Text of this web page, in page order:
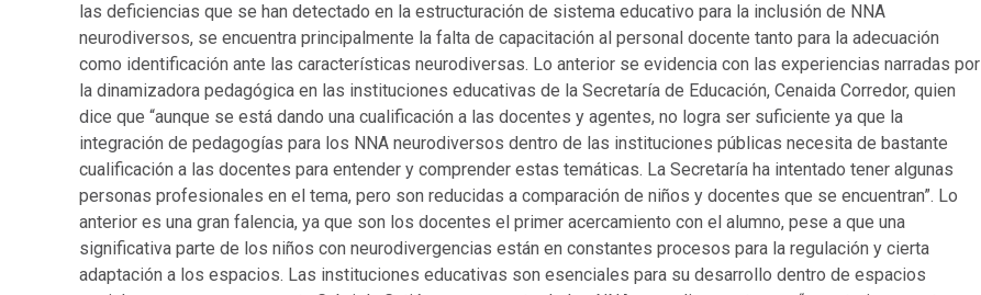
las deficiencias que se han detectado en la estructuración de sistema educativo para la inclusión de NNA
neurodiversos, se encuentra principalmente la falta de capacitación al personal docente tanto para la adecuación
como identificación ante las características neurodiversas. Lo anterior se evidencia con las experiencias narradas por
la dinamizadora pedagógica en las instituciones educativas de la Secretaría de Educación, Cenaida Corredor, quien
dice que “aunque se está dando una cualificación a las docentes y agentes, no logra ser suficiente ya que la
integración de pedagogías para los NNA neurodiversos dentro de las instituciones públicas necesita de bastante
cualificación a las docentes para entender y comprender estas temáticas. La Secretaría ha intentado tener algunas
personas profesionales en el tema, pero son reducidas a comparación de niños y docentes que se encuentran”. Lo
anterior es una gran falencia, ya que son los docentes el primer acercamiento con el alumno, pese a que una
significativa parte de los niños con neurodivergencias están en constantes procesos para la regulación y cierta
adaptación a los espacios. Las instituciones educativas son esenciales para su desarrollo dentro de espacios